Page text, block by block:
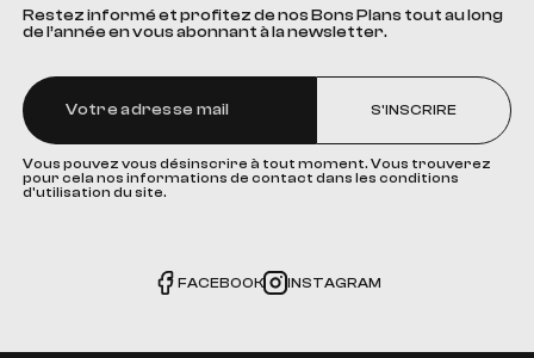
Restez informé et profitez de nos Bons Plans tout au long
de l’année en vous abonnant à la newsletter.
S'INSCRIRE
Vous pouvez vous désinscrire à tout moment. Vous trouverez
pour cela nos informations de contact dans les conditions
d'utilisation du site.
FACEBOOK INSTAGRAM